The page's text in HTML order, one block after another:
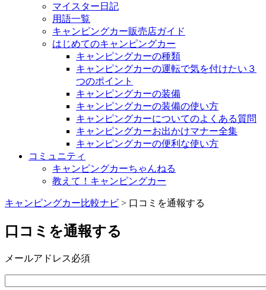
マイスター日記
用語一覧
キャンピングカー販売店ガイド
はじめてのキャンピングカー
キャンピングカーの種類
キャンピングカーの運転で気を付けたい３
つのポイント
キャンピングカーの装備
キャンピングカーの装備の使い方
キャンピングカーについてのよくある質問
キャンピングカーお出かけマナー全集
キャンピングカーの便利な使い方
コミュニティ
キャンピングカーちゃんねる
教えて！キャンピングカー
キャンピングカー比較ナビ > 口コミを通報する
口コミを通報する
メールアドレス必須